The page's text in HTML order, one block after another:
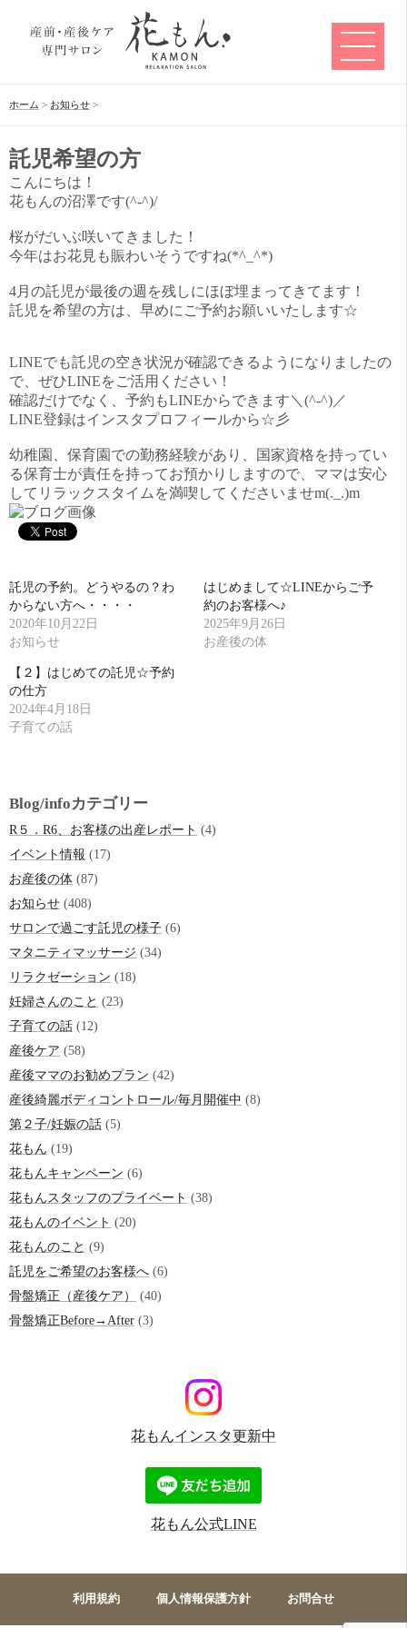
ホーム > お知らせ >
託児希望の方
こんにちは！
花もんの沼澤です(^-^)/
桜がだいぶ咲いてきました！
今年はお花見も賑わいそうですね(*^_^*)
4月の託児が最後の週を残しにほぼ埋まってきてます！
託児を希望の方は、早めにご予約お願いいたします☆
LINEでも託児の空き状況が確認できるようになりましたの
で、ぜひLINEをご活用ください！
確認だけでなく、予約もLINEからできます＼(^-^)／
LINE登録はインスタプロフィールから☆彡
幼稚園、保育園での勤務経験があり、国家資格を持ってい
る保育士が責任を持ってお預かりしますので、ママは安心
してリラックスタイムを満喫してくださいませm(._.)m
託児の予約。どうやるの？わ
からない方へ・・・・
2020年10月22日
お知らせ
はじめまして☆LINEからご予
約のお客様へ♪
2025年9月26日
お産後の体
【２】はじめての託児☆予約
の仕方
2024年4月18日
子育ての話
Blog/infoカテゴリー
R５．R6、お客様の出産レポート (4)
イベント情報 (17)
お産後の体 (87)
お知らせ (408)
サロンで過ごす託児の様子 (6)
マタニティマッサージ (34)
リラクゼーション (18)
妊婦さんのこと (23)
子育ての話 (12)
産後ケア (58)
産後ママのお勧めプラン (42)
産後綺麗ボディコントロール/毎月開催中 (8)
第２子/妊娠の話 (5)
花もん (19)
花もんキャンペーン (6)
花もんスタッフのプライベート (38)
花もんのイベント (20)
花もんのこと (9)
託児をご希望のお客様へ (6)
骨盤矯正（産後ケア）
(40)
骨盤矯正Before→After (3)
花もんインスタ更新中
花もん公式LINE
利用規約 個人情報保護方針 お問合せ